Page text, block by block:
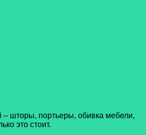
шторы, портьеры, обивка мебели,
это стоит.